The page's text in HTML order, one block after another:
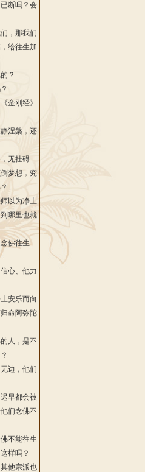
断吗？会
，那我们
给往生加
？
金刚经》
涅槃，还
，无挂碍
梦想，究
以为净土
哪里也就
佛往生
心、他力
安乐而向
命阿弥陀
人，是不
边，他们
早都会被
们念佛不
不能往生
样吗？
他宗派也